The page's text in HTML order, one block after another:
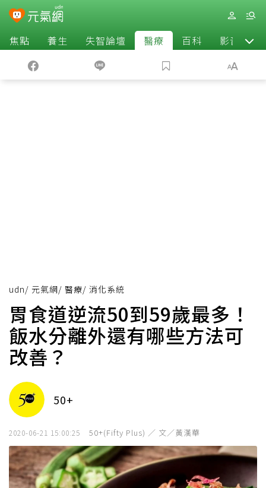
焦點 養生 失智論壇 醫療 百科 影音
udn/ 元氣網/ 醫療/ 消化系統
胃食道逆流50到59歲最多！
飯水分離外還有哪些方法可
改善？
50+
2020-06-21 15:00:25 50+(Fifty Plus) ／ 文／黃漢華